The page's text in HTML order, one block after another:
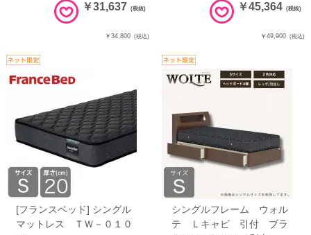
￥31,637 (税抜)
￥34,800 (税込)
￥45,364 (税抜)
￥49,900 (税込)
[フランスベッド] シングル
マットレス ＴＷ－０１０
シングルフレーム ウォル
テ Ｌキャビ 引付 ブラ